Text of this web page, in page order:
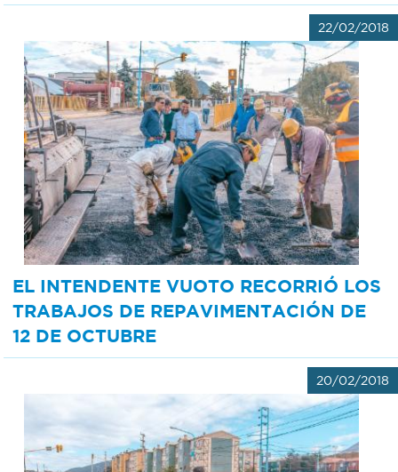
22/02/2018
EL INTENDENTE VUOTO RECORRIÓ LOS
TRABAJOS DE REPAVIMENTACIÓN DE
12 DE OCTUBRE
20/02/2018